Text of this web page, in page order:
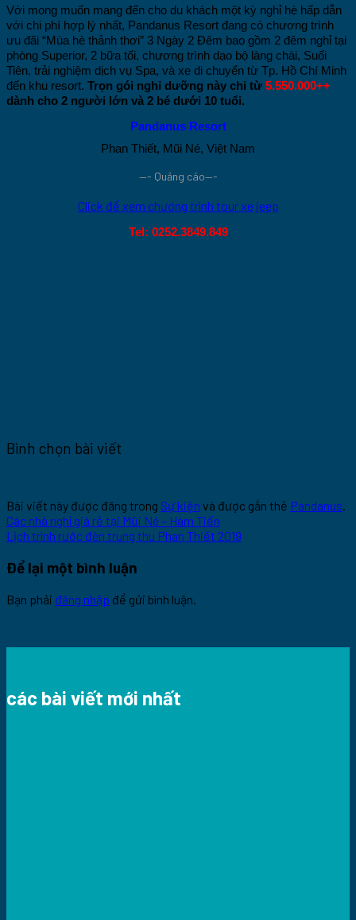
Với mong muốn mang đến cho du khách một kỳ nghỉ hè hấp dẫn
với chi phí hợp lý nhất, Pandanus Resort đang có chương trình
ưu đãi “Mùa hè thảnh thơi” 3 Ngày 2 Đêm bao gồm 2 đêm nghỉ tại
phòng Superior, 2 bữa tối, chương trình dạo bộ làng chài, Suối
Tiên, trải nghiệm dịch vụ Spa, và xe di chuyển từ Tp. Hồ Chí Minh
đến khu resort. Trọn gói nghỉ dưỡng này chỉ từ 5.550.000++
dành cho 2 người lớn và 2 bé dưới 10 tuổi.
Pandanus Resort
Phan Thiết, Mũi Né, Việt Nam
—- Quảng cáo—-
Click để xem chương trình tour xe jeep
Tel: 0252.3849.849
Bình chọn bài viết
Bài viết này được đăng trong Sự kiện và được gắn thẻ Pandanus.
Các nhà nghỉ giá rẻ tại Mũi Né – Hàm Tiến
Lịch trình rước đèn trung thu Phan Thiết 2019
Để lại một bình luận
Bạn phải đăng nhập để gửi bình luận.
các bài viết mới nhất